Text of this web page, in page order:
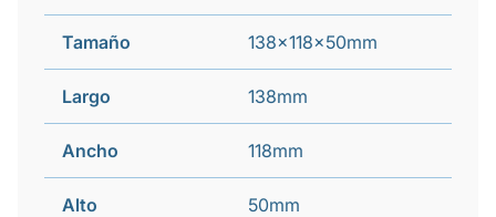
Tamaño 138x118x50mm
Largo 138mm
Ancho 118mm
Alto 50mm